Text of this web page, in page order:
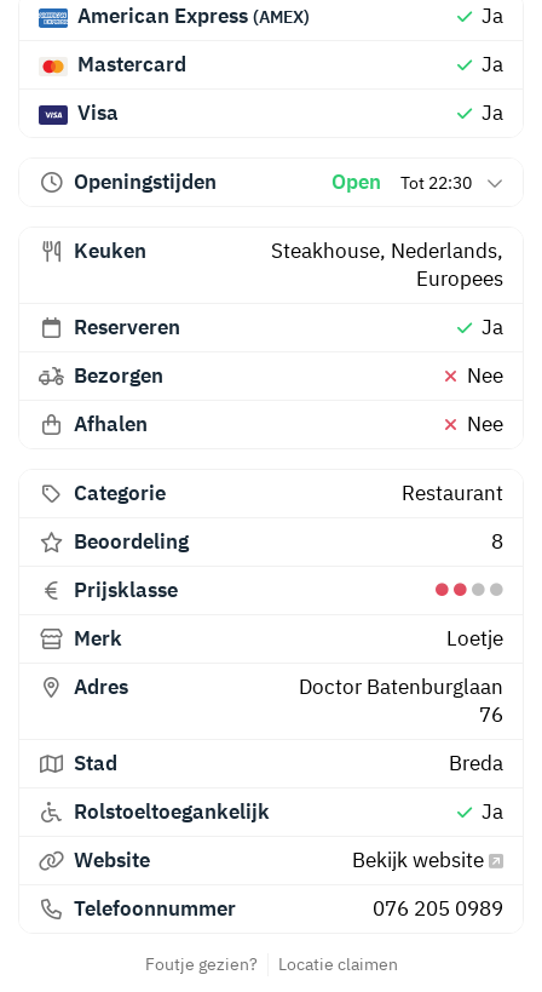
American Express (AMEX)
Ja
Mastercard
Ja
Visa
Ja
Openingstijden Open Tot 22:30
Keuken Steakhouse, Nederlands,
Europees
Reserveren
Ja
Bezorgen
Nee
Afhalen
Nee
Categorie
Restaurant
Beoordeling
8
Prijsklasse
Merk
Loetje
Adres
Doctor Batenburglaan
76
Stad
Breda
Rolstoeltoegankelijk
Ja
Website
Bekijk website
Telefoonnummer
076 205 0989
Foutje gezien? Locatie claimen